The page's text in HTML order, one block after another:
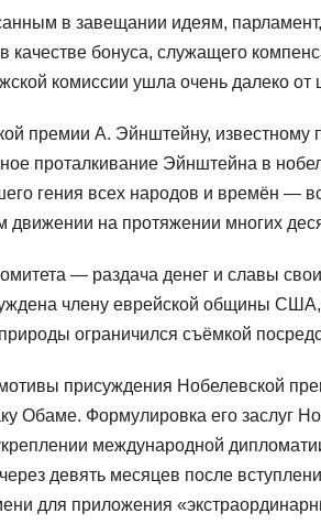
в завещании идеям,
качестве бонуса, служащего
комиссии ушла очень далеко от
премии А. Эйнштейну, известному
проталкивание Эйнштейна в
гения всех народов и времён —
движении на протяжении многих
— раздача денег и славы
члену еврейской общины
ограничился съёмкой
присуждения Нобелевской
Формулировка его заслуг
международной
девять месяцев после
для приложения